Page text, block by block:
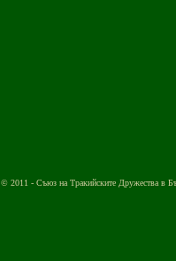
© 2011 - Съюз на Тракийските Дружества в